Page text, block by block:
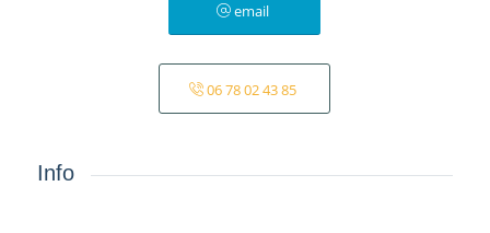
email
06 78 02 43 85
Info